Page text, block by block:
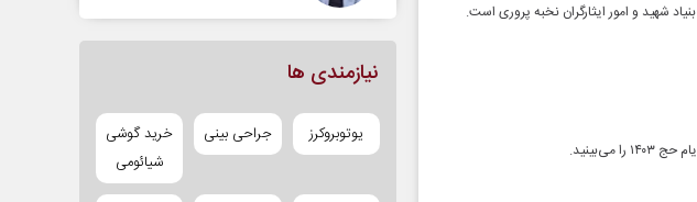
شهید و امور ایثارگران نخبه پروری است.
نیازمندی ها
یوتوبروکرز جراحی بینی
خرید گوشی
شیائومی